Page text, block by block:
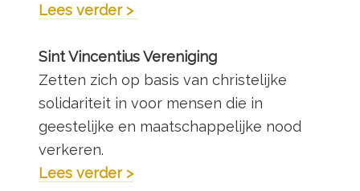
Lees verder >
Sint Vincentius Vereniging
Zetten zich op basis van christelijke
solidariteit in voor mensen die in
geestelijke en maatschappelijke nood
verkeren.
Lees verder >